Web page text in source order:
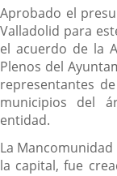
Descripción
Aprobado el
Valladolid para
el acuerdo de la
Plenos del
representantes
municipios del
entidad.
La
la capital, fue